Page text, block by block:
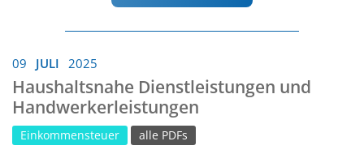
09 JULI 2025
Haushaltsnahe Dienstleistungen und
Handwerkerleistungen
Einkommensteuer alle PDFs